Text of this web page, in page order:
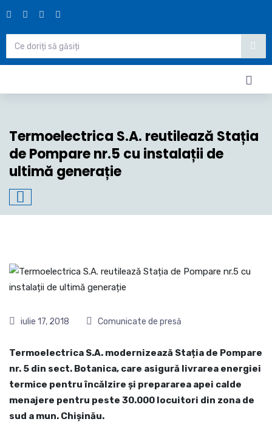
Termoelectrica S.A. reutilează Stația
de Pompare nr.5 cu instalații de
ultimă generație
iulie 17, 2018 Comunicate de presă
Termoelectrica S.A. modernizează Stația de Pompare
nr. 5 din sect. Botanica, care asigură livrarea energiei
termice pentru încălzire și prepararea apei calde
menajere pentru peste 30.000 locuitori din zona de
sud a mun. Chișinău.